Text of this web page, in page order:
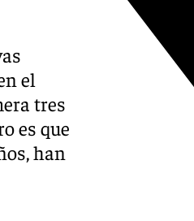
el
tres
es que
han